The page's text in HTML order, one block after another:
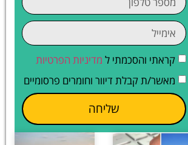
קראתי והסכמתי ל מדיניות הפרטיות
מאשר/ת קבלת דיוור וחומרים פרסומיים
שליחה